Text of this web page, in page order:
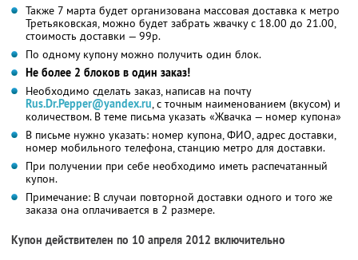
Также 7 марта будет организована массовая доставка к метро
Третьяковская, можно будет забрать жвачку с 18.00 до 21.00,
стоимость доставки — 99р.
По одному купону можно получить один блок.
Не более 2 блоков в один заказ!
Необходимо сделать заказ, написав на почту
Rus.Dr.Pepper@yandex.ru, с точным наименованием (вкусом) и
количеством. В теме письма указать «Жвачка — номер купона»
В письме нужно указать: номер купона, ФИО, адрес доставки,
номер мобильного телефона, станцию метро для доставки.
При получении при себе необходимо иметь распечатанный
купон.
Примечание: В случаи повторной доставки одного и того же
заказа она оплачивается в 2 размере.
Купон действителен по 10 апреля 2012 включительно